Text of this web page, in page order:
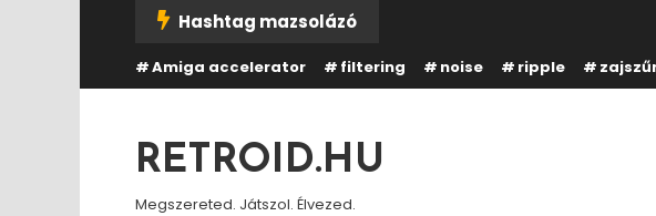
Content
Hashtag mazsolázó
Amiga accelerator filtering noise ripple
RETROID.HU
Megszereted. Játszol. Élvezed.